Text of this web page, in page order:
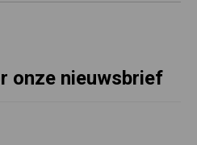
onze nieuwsbrief